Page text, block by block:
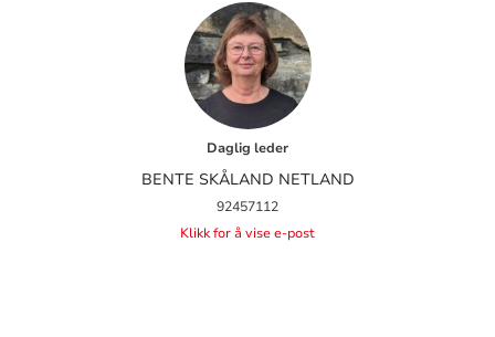
Daglig leder
BENTE SKÅLAND NETLAND
92457112
Klikk for å vise e-post